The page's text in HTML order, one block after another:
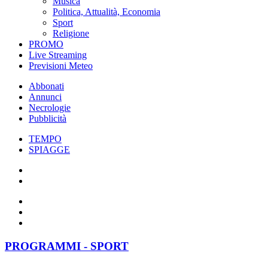
Politica, Attualità, Economia
Sport
Religione
PROMO
Live Streaming
Previsioni Meteo
Abbonati
Annunci
Necrologie
Pubblicità
TEMPO
SPIAGGE
PROGRAMMI - SPORT